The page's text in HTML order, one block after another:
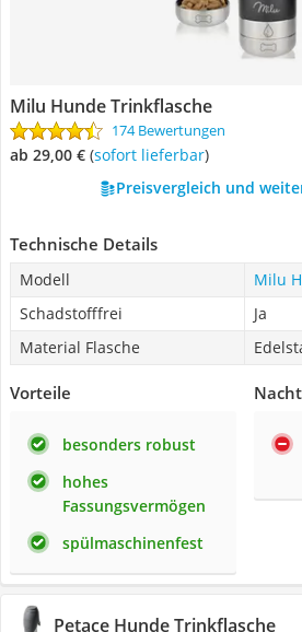
Milu Hunde Trinkflasche
174 Bewertungen
ab 29,00 € ( Sofort lieferbar)
Preisvergleich und
Technische Details
Modell
Milu
Schadstofffrei
Ja
Material Flasche
Vorteile
besonders robust
hohes
Fassungsvermögen
spülmaschinenfest
Petace Hunde Trinkflasche